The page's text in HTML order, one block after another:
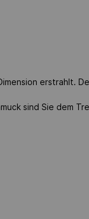
erstrahlt.
sind Sie dem